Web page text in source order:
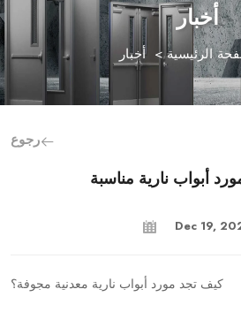
أخبار
الرئيسية>أخبار
رجوع
أبواب نارية مناسبة
Dec 19,
كيف تجد مورد أبواب نارية معدنية مجوفة؟